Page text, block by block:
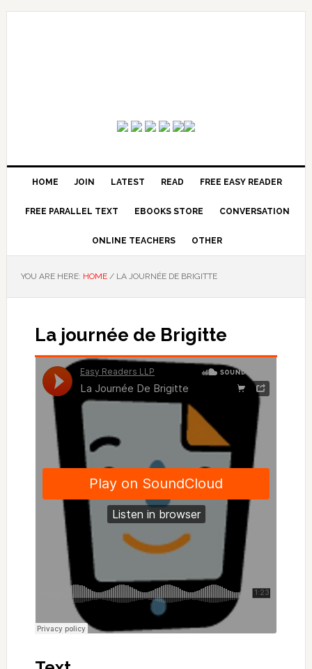
HOME JOIN LATEST READ FREE EASY READER
FREE PARALLEL TEXT EBOOKS STORE CONVERSATION
ONLINE TEACHERS OTHER
YOU ARE HERE: HOME /LA JOURNÉE DE BRIGITTE
La journée de Brigitte